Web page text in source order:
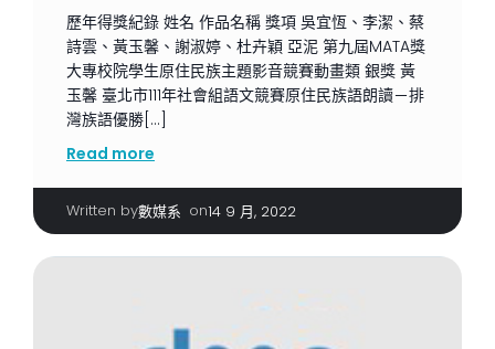
歷年得獎紀錄 姓名 作品名稱 獎項 吳宜恆、李潔、蔡
詩雲、黃玉馨、謝淑婷、杜卉穎 亞泥 第九屆MATA獎
大專校院學生原住民族主題影音競賽動畫類 銀獎 黃
玉馨 臺北市111年社會組語文競賽原住民族語朗讀－排
灣族語優勝[…]
Read more
Written by數媒系 on14 9 月, 2022